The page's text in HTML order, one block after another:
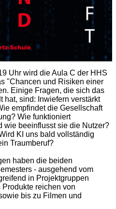
Uhr wird die Aula C der HHS
"Chancen und Risiken einer
Einige Fragen, die sich das
hat, sind: Inwiefern verstärkt
empfindet die Gesellschaft
Wie funktioniert
wie beeinflusst sie die Nutzer?
KI uns bald vollständig
Traumberuf?
haben die beiden
- ausgehend vom
in Projektgruppen
reichen von
bis zu Filmen und